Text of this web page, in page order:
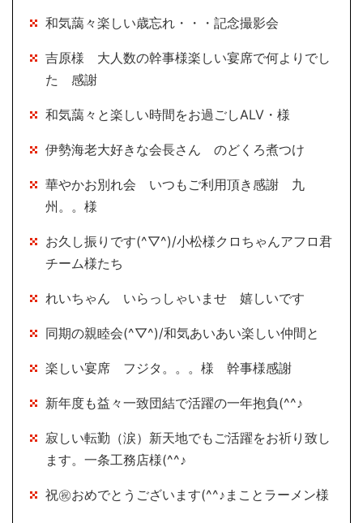
和気藹々楽しい歳忘れ・・・記念撮影会
吉原様 大人数の幹事様楽しい宴席で何よりでし
た 感謝
和気藹々と楽しい時間をお過ごしALV・様
伊勢海老大好きな会長さん のどくろ煮つけ
華やかお別れ会 いつもご利用頂き感謝 九
州。。様
お久し振りです(^▽^)/小松様クロちゃんアフロ君
チーム様たち
れいちゃん いらっしゃいませ 嬉しいです
同期の親睦会(^▽^)/和気あいあい楽しい仲間と
楽しい宴席 フジタ。。。様 幹事様感謝
新年度も益々一致団結で活躍の一年抱負(^^♪
寂しい転勤（涙）新天地でもご活躍をお祈り致し
ます。一条工務店様(^^♪
祝㊗おめでとうございます(^^♪まことラーメン様